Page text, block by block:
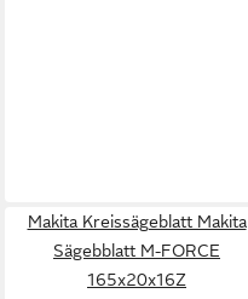
Makita Kreissägeblatt Makita
Sägebblatt M-FORCE
165x20x16Z